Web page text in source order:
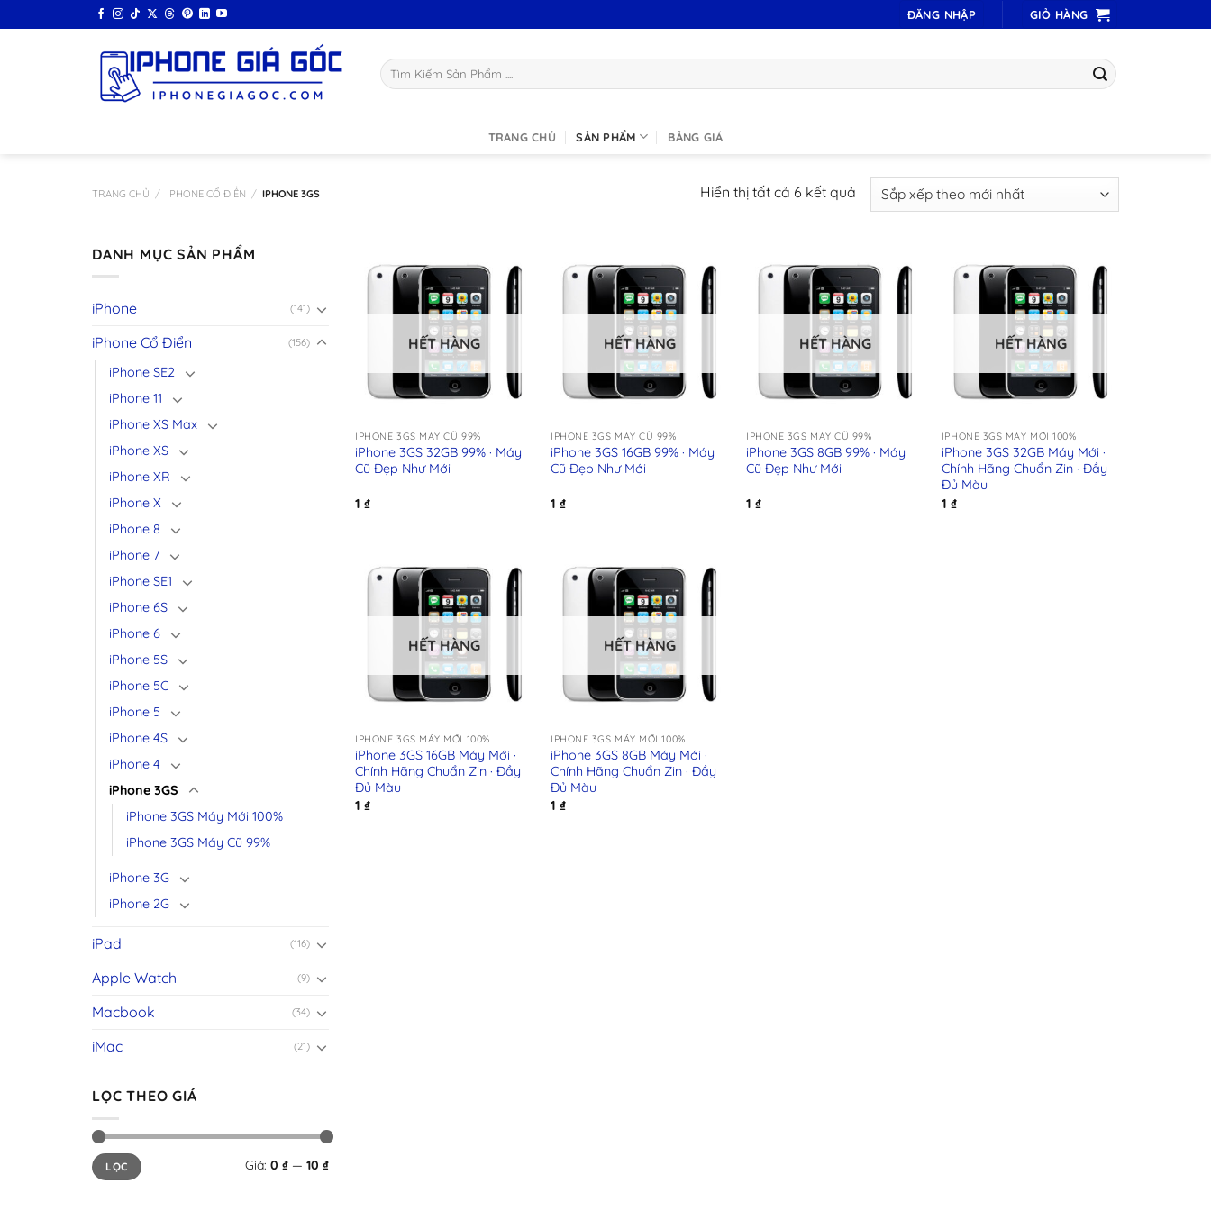
qua
ĐĂNG NHẬP GIỎ HÀNG
Tìm
kiếm:
TRANG CHỦ SẢN PHẨM BẢNG GIÁ
TRANG CHỦ / IPHONE CỔ ĐIỂN / IPHONE 3GS Hiển thị tất cả 6 kết quảĐã
sắp
mới
nhất
DANH MỤC SẢN PHẨM
iPhone (141)
iPhone Cổ Điển (156)
iPhone SE2
iPhone 11
iPhone XS Max
iPhone XS
iPhone XR
iPhone X
iPhone 8
iPhone 7
iPhone SE1
iPhone 6S
iPhone 6
iPhone 5S
iPhone 5C
iPhone 5
iPhone 4S
iPhone 4
iPhone 3GS
iPhone 3GS Máy Mới 100%
iPhone 3GS Máy Cũ 99%
iPhone 3G
iPhone 2G
iPad (116)
Apple Watch (9)
Macbook (34)
iMac (21)
LỌC THEO GIÁ
Giá
tối
thiểu
Giá
tối
đa
LỌC Giá: 0 ₫— 10 ₫
HẾT HÀNG
IPHONE 3GS MÁY CŨ 99%
iPhone 3GS 32GB 99% · Máy
Cũ Đẹp Như Mới
1₫
HẾT HÀNG
IPHONE 3GS MÁY CŨ 99%
iPhone 3GS 16GB 99% · Máy
Cũ Đẹp Như Mới
1₫
HẾT HÀNG
IPHONE 3GS MÁY CŨ 99%
iPhone 3GS 8GB 99% · Máy
Cũ Đẹp Như Mới
1₫
HẾT HÀNG
IPHONE 3GS MÁY MỚI 100%
iPhone 3GS 32GB Máy Mới ·
Chính Hãng Chuẩn Zin · Đầy
Đủ Màu
1 ₫
HẾT HÀNG
IPHONE 3GS MÁY MỚI 100%
iPhone 3GS 16GB Máy Mới ·
Chính Hãng Chuẩn Zin · Đầy
Đủ Màu
1₫
HẾT HÀNG
IPHONE 3GS MÁY MỚI 100%
iPhone 3GS 8GB Máy Mới ·
Chính Hãng Chuẩn Zin · Đầy
Đủ Màu
1₫